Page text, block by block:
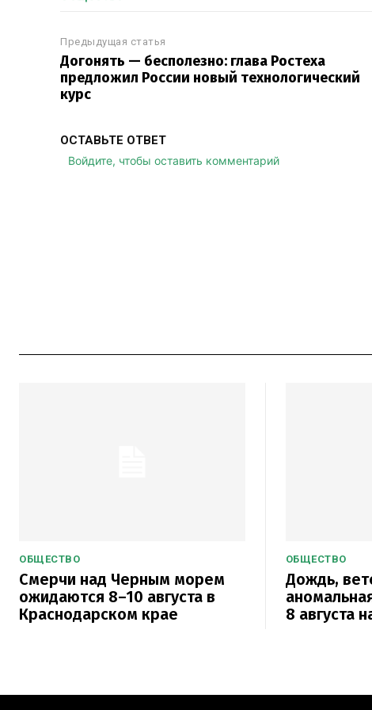
Предыдущая статья
Догонять — бесполезно: глава Ростеха
предложил России новый технологический
курс
ОСТАВЬТЕ ОТВЕТ
Войдите, чтобы оставить комментарий
ОБЩЕСТВО
Смерчи над Черным морем
ожидаются 8–10 августа в
Краснодарском крае
ОБЩЕСТВО
Дождь,
8 августа